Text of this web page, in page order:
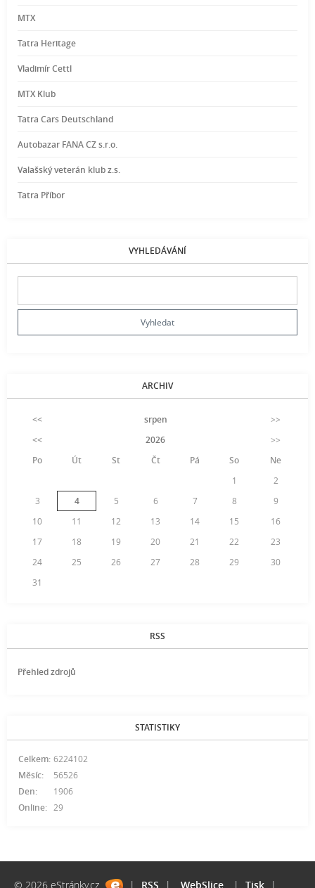
MTX
Tatra Heritage
Vladimír Cettl
MTX Klub
Tatra Cars Deutschland
Autobazar FANA CZ s.r.o.
Valašský veterán klub z.s.
Tatra Příbor
VYHLEDÁVÁNÍ
ARCHIV
<< srpen
>>
<<
2026
>>
Po
Út St Čt Pá So
Ne
1
2
3
4 5 6 7 8
9
10
11 12 13 14 15
16
17
18 19 20 21 22
23
24
25 26 27 28 29
30
31
RSS
Přehled zdrojů
STATISTIKY
Online: 29
Celkem: 6224102
Měsíc:
56526
Den:
1906
© 2026 eStránky.cz | RSS | WebSlice | Tisk |